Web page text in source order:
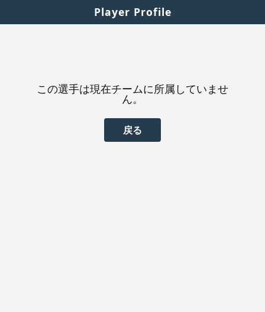
Player Profile
この選手は現在チームに所属していませ
ん。
戻る